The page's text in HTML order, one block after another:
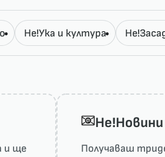
Не!Ука и култура
и ще
Получаваш